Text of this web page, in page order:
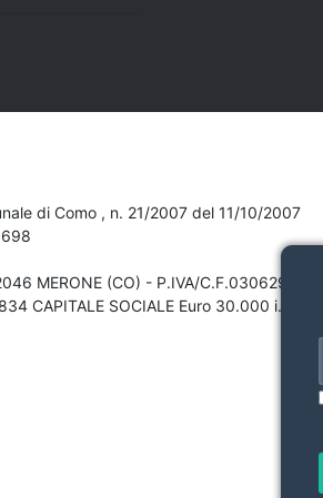
di Como , n. 21/2007 del 11/10/2007
MERONE (CO) - P.IVA/C.F.03062910132
CAPITALE SOCIALE Euro 30.000 i.v.